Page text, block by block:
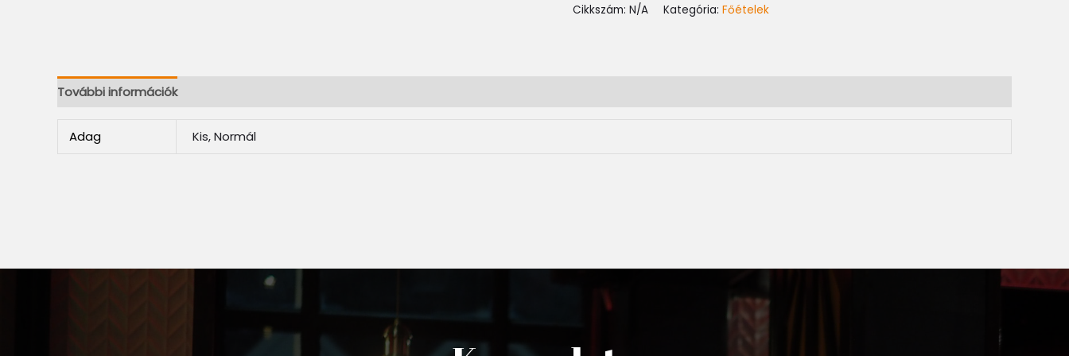
Cikkszám: N/A Kategória: Főételek
További információk
Adag Kis, Normál